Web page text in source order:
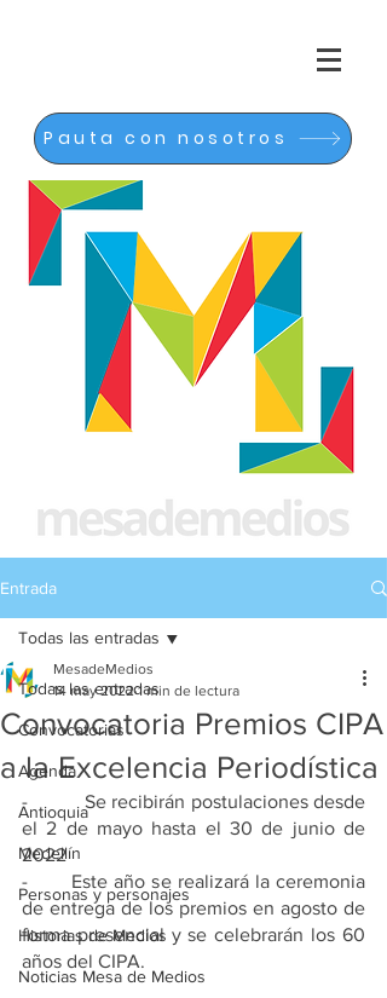
Pauta con nosotros
Entrada
Todas las entradas
Convocatorias
Agenda
Antioquia
Medellín
Personas y personajes
Historias de Medios
Noticias Mesa de Medios
Todas las entradas
Convocatoria Premios CIPA
a la Excelencia Periodística
MesadeMedios
14 may 2022 1 min de lectura
-           Se recibirán postulaciones desde
el 2 de mayo hasta el 30 de junio de
2022
-       Este año se realizará la ceremonia
de entrega de los premios en agosto de
forma presencial y se celebrarán los 60
años del CIPA.